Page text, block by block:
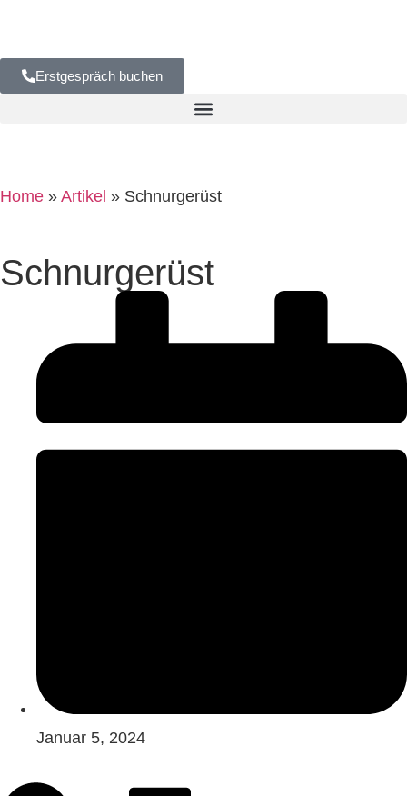
Erstgespräch buchen
Home » Artikel » Schnurgerüst
Schnurgerüst
Januar 5, 2024